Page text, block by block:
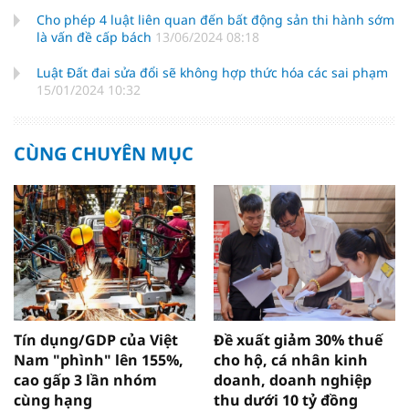
Cho phép 4 luật liên quan đến bất động sản thi hành sớm
là vấn đề cấp bách 13/06/2024 08:18
Luật Đất đai sửa đổi sẽ không hợp thức hóa các sai phạm
15/01/2024 10:32
CÙNG CHUYÊN MỤC
Tín dụng/GDP của Việt
Nam "phình" lên 155%,
cao gấp 3 lần nhóm
cùng hạng
Đề xuất giảm 30% thuế
cho hộ, cá nhân kinh
doanh, doanh nghiệp
thu dưới 10 tỷ đồng